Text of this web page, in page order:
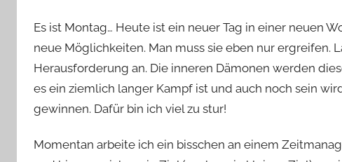
Es ist Montag… Heute ist ein neuer Tag in einer neuen
neue Möglichkeiten. Man muss sie eben nur ergreifen.
Herausforderung an. Die inneren Dämonen werden
es ein ziemlich langer Kampf ist und auch noch sein
gewinnen. Dafür bin ich viel zu stur!
Momentan arbeite ich ein bisschen an einem